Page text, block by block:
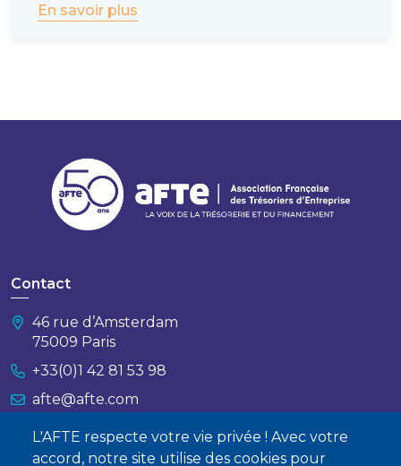
L'AFTE respecte votre vie privée ! Avec votre
accord, notre site utilise des cookies pour
En savoir plus
Contact
46 rue d’Amsterdam
75009 Paris
+33(0)1 42 81 53 98
afte@afte.com
Nous contacter